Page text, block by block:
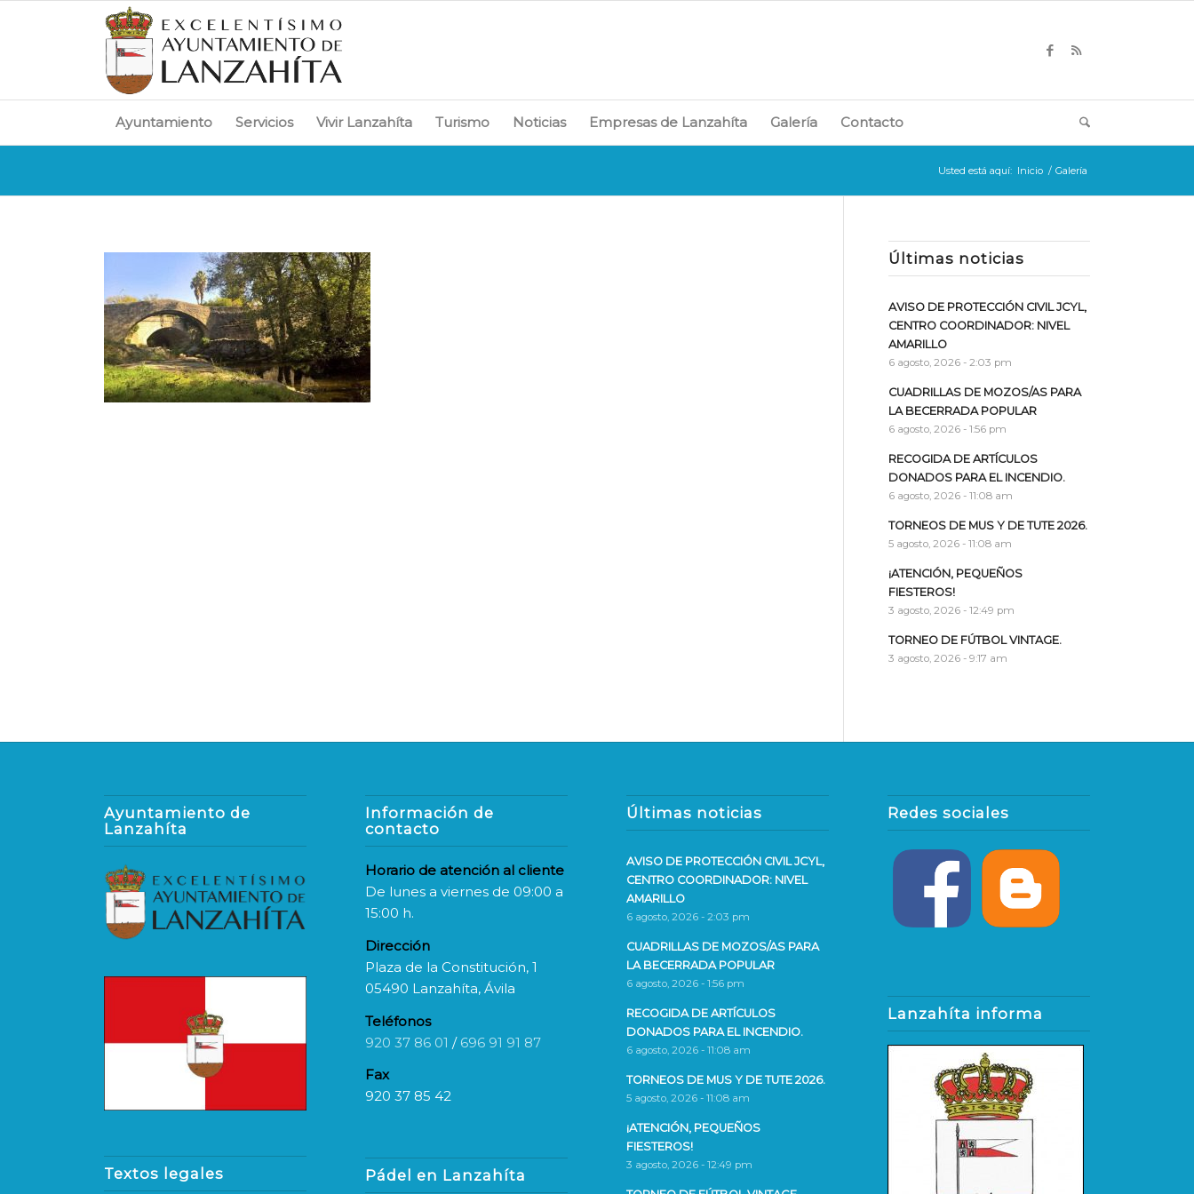
Ayuntamiento Servicios Vivir Lanzahíta Turismo Noticias Empresas de Lanzahíta Galería Contacto
Usted está aquí: Inicio / Galería
Últimas noticias
AVISO DE PROTECCIÓN CIVIL JCYL,
CENTRO COORDINADOR: NIVEL
AMARILLO
6 agosto, 2026 - 2:03 pm
CUADRILLAS DE MOZOS/AS PARA
LA BECERRADA POPULAR
6 agosto, 2026 - 1:56 pm
RECOGIDA DE ARTÍCULOS
DONADOS PARA EL INCENDIO.
6 agosto, 2026 - 11:08 am
TORNEOS DE MUS Y DE TUTE 2026.
5 agosto, 2026 - 11:08 am
¡ATENCIÓN, PEQUEÑOS
FIESTEROS!
3 agosto, 2026 - 12:49 pm
TORNEO DE FÚTBOL VINTAGE.
3 agosto, 2026 - 9:17 am
Ayuntamiento de
Lanzahíta
Textos legales
Información de
contacto
Horario de atención al cliente
De lunes a viernes de 09:00 a
15:00 h.
Dirección
Plaza de la Constitución, 1
05490 Lanzahíta, Ávila
Teléfonos
920 37 86 01 / 696 91 91 87
Fax
920 37 85 42
Pádel en Lanzahíta
Últimas noticias
AVISO DE PROTECCIÓN CIVIL JCYL,
CENTRO COORDINADOR: NIVEL
AMARILLO
6 agosto, 2026 - 2:03 pm
CUADRILLAS DE MOZOS/AS PARA
LA BECERRADA POPULAR
6 agosto, 2026 - 1:56 pm
RECOGIDA DE ARTÍCULOS
DONADOS PARA EL INCENDIO.
6 agosto, 2026 - 11:08 am
TORNEOS DE MUS Y DE TUTE 2026.
5 agosto, 2026 - 11:08 am
¡ATENCIÓN, PEQUEÑOS
FIESTEROS!
3 agosto, 2026 - 12:49 pm
Redes sociales
Lanzahíta informa